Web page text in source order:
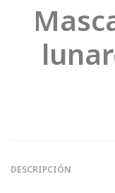
DESCRIPCIÓN